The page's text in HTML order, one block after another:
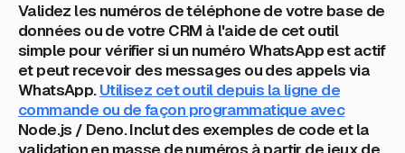
Validez les numéros de téléphone de votre base de
données ou de votre CRM à l'aide de cet outil
simple pour vérifier si un numéro WhatsApp est actif
et peut recevoir des messages ou des appels via
WhatsApp.Utilisez cet outil depuis la ligne de
commande ou de façon programmatique avec
Node.js / Deno. Inclut des exemples de code et la